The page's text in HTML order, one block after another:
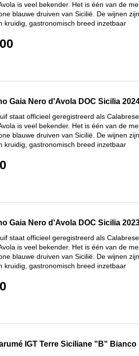
is veel bekender. Het is één van de
blauwe druiven van Sicilië. De wijnen
kruidig, gastronomisch breed inzetbaar
Gaia Nero d'Avola DOC Sicilia
staat officieel geregistreerd als
is veel bekender. Het is één van de
blauwe druiven van Sicilië. De wijnen
kruidig, gastronomisch breed inzetbaar
Gaia Nero d'Avola DOC Sicilia
staat officieel geregistreerd als
is veel bekender. Het is één van de
blauwe druiven van Sicilië. De wijnen
kruidig, gastronomisch breed inzetbaar
IGT Terre Siciliane "B" Bianco